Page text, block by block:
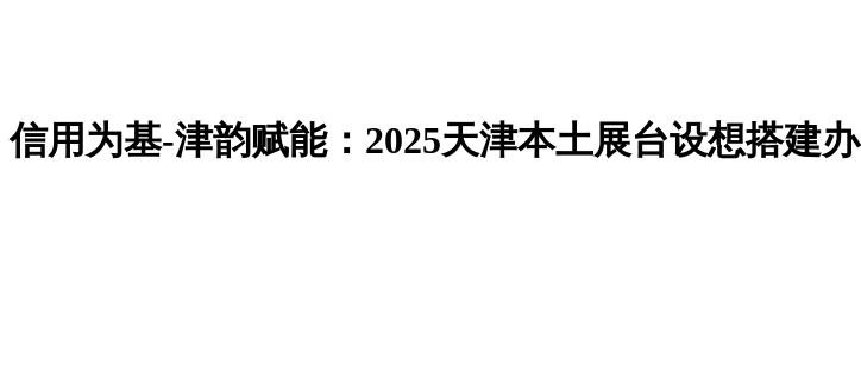
信用为基-津韵赋能：2025天津本土展台设想搭建办